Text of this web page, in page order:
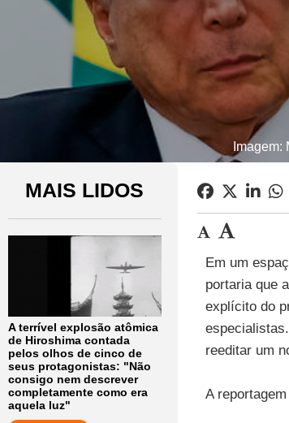
MAIS LIDOS
A terrível explosão atômica
de Hiroshima contada
pelos olhos de cinco de
seus protagonistas: "Não
consigo nem descrever
completamente como era
aquela luz"
Em um
portaria que
explícito do
reeditar um
A